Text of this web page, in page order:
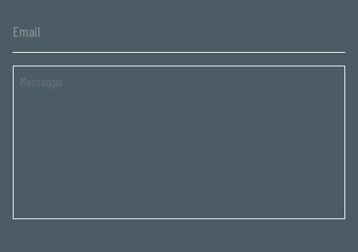
Untitled